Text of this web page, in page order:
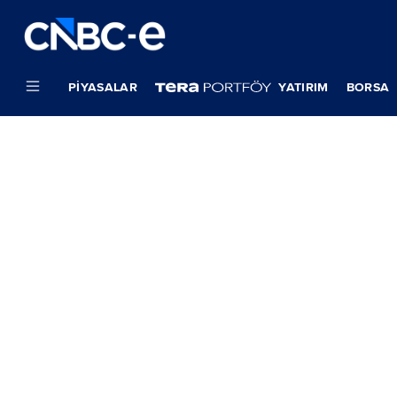
PIYASALAR YATIRIM BORSA